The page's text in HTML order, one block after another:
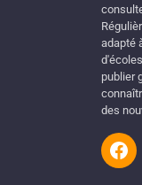
adapté
publier
des